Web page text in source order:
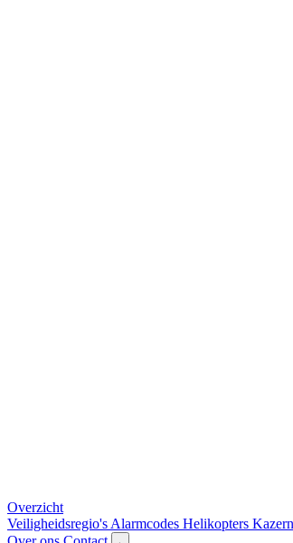
Overzicht
Veiligheidsregio's Alarmcodes Helikopters